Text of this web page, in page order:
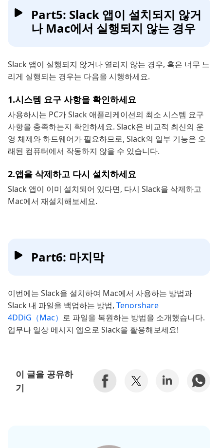
Part5: Slack 앱이 설치되지 않거
나 Mac에서 실행되지 않는 경우
Slack 앱이 실행되지 않거나 열리지 않는 경우, 혹은 너무 느
리게 실행되는 경우는 다음을 시행하세요.
1.시스템 요구 사항을 확인하세요
사용하시는 PC가 Slack 애플리케이션의 최소 시스템 요구
사항을 충족하는지 확인하세요. Slack은 비교적 최신의 운
영 체제와 하드웨어가 필요하므로, Slack의 일부 기능은 오
래된 컴퓨터에서 작동하지 않을 수 있습니다.
2.앱을 삭제하고 다시 설치하세요
Slack 앱이 이미 설치되어 있다면, 다시 Slack을 삭제하고
Mac에서 재설치해보세요.
Part6: 마지막
이번에는 Slack을 설치하여 Mac에서 사용하는 방법과
Slack 내 파일을 백업하는 방법, Tenorshare
4DDiG（Mac） 로 파일을 복원하는 방법을 소개했습니다.
업무나 일상 메시지 앱으로 Slack을 활용해보세요!
이 글을 공유하
기